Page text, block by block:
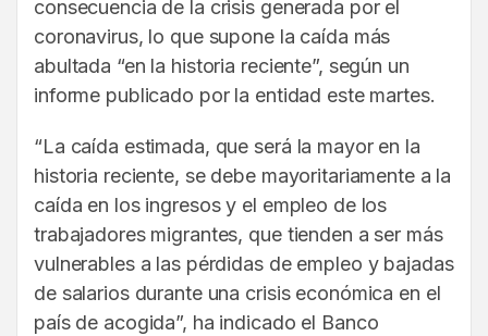
consecuencia de la crisis generada por el
coronavirus, lo que supone la caída más
abultada “en la historia reciente”, según un
informe publicado por la entidad este martes.
“La caída estimada, que será la mayor en la
historia reciente, se debe mayoritariamente a la
caída en los ingresos y el empleo de los
trabajadores migrantes, que tienden a ser más
vulnerables a las pérdidas de empleo y bajadas
de salarios durante una crisis económica en el
país de acogida”, ha indicado el Banco